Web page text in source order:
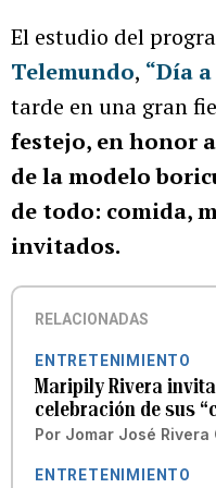
El estudio del
Telemundo, “Día
tarde en una gran
festejo, en honor
de la modelo
de todo: comida,
invitados.
RELACIONADAS
ENTRETENIMIENTO
Maripily Rivera
celebración de sus
Por Jomar José Rivera
ENTRETENIMIENTO